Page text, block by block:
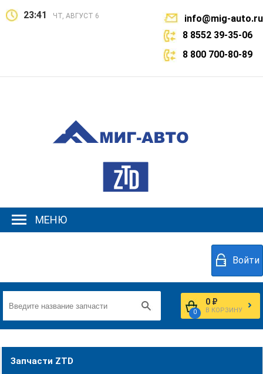
23:41 ЧТ, АВГУСТ 6
info@mig-auto.ru
8 8552 39-35-06
8 800 700-80-89
МЕНЮ
Войти
0
0 ₽
В КОРЗИНУ
Запчасти ZTD